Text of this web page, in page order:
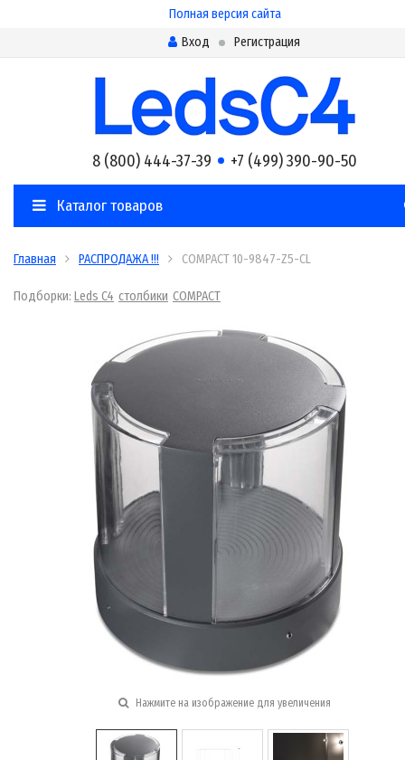
Полная версия сайта
Вход
Регистрация
8 (800) 444-37-39 +7 (499) 390-90-50
Каталог товаров
Главная РАСПРОДАЖА !!! COMPACT 10-9847-Z5-CL
Подборки: Leds C4 столбики COMPACT
Нажмите на изображение для увеличения